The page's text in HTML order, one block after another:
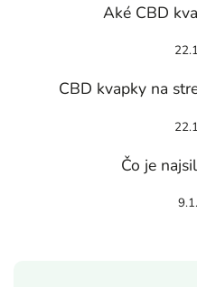
Aké CBD
CBD kvapky na
Čo je